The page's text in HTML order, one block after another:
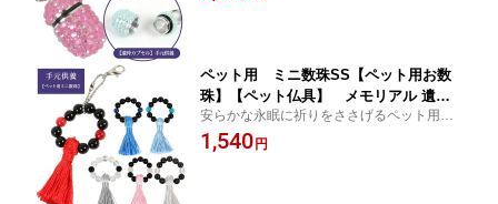
ペット用 ミニ数珠SS【ペット用お数
珠】【ペット仏具】 メモリアル 遺骨
ペット供養 手元供養 お別れ 旅立ち 仏
具 自宅供養 雑貨 ストラップ じゅず 犬
安らかな永眠に祈りをささげるペット用ミ
ニ数珠。【ドッグ 犬グッズ 雑貨 プード
ル】
1,540円